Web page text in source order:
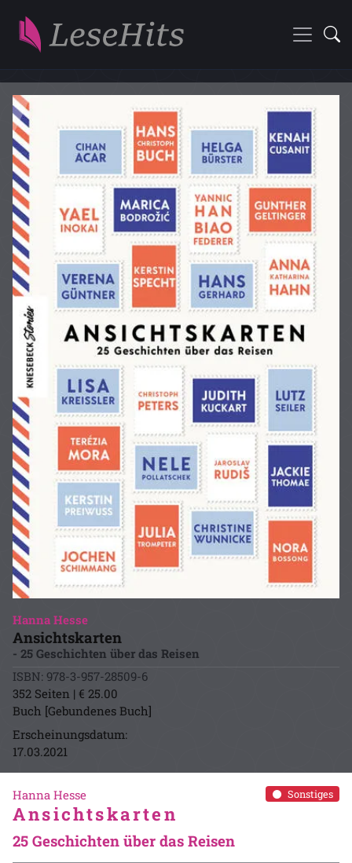
Hanna Hesse
Ansichtskarten
- 25 Geschichten über das Reisen
ISBN: 978-3-957-28509-6
352 Seiten | € 25.00
Buch [Gebundenes Buch]
Erscheinungsdatum:
17.03.2021
Sonstiges
Hanna Hesse
Ansichtskarten
25 Geschichten über das Reisen